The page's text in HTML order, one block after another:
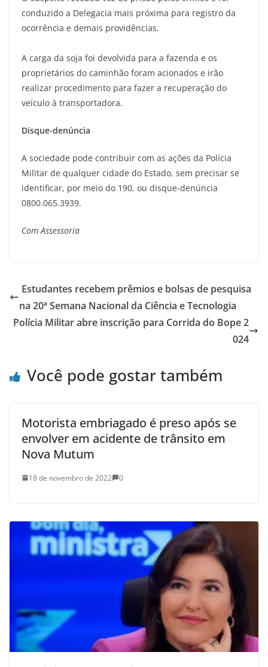
conduzido a Delegacia mais próxima para registro da
ocorrência e demais providências.
A carga da soja foi devolvida para a fazenda e os
proprietários do caminhão foram acionados e irão
realizar procedimento para fazer a recuperação do
veículo à transportadora.
Disque-denúncia
A sociedade pode contribuir com as ações da Polícia
Militar de qualquer cidade do Estado, sem precisar se
identificar, por meio do 190, ou disque-denúncia
0800.065.3939.
Com Assessoria
Estudantes recebem prêmios e bolsas de pesquisa
na 20ª Semana Nacional da Ciência e Tecnologia
Polícia Militar abre inscrição para Corrida do Bope 2
024
Você pode gostar também
Motorista embriagado é preso após se
envolver em acidente de trânsito em
Nova Mutum
18 de novembro de 2022 0